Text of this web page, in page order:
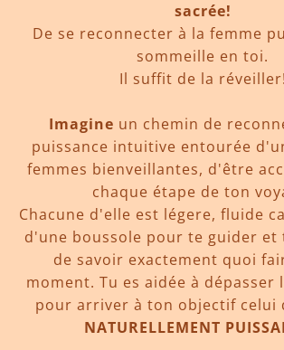
sacrée!
De se reconnecter à la femme
sommeille en toi.
Il suffit de la réveiller!
Imagine un chemin de
puissance intuitive entourée
femmes bienveillantes, d'être
chaque étape de ton
Chacune d'elle est légere, fluide
d'une boussole pour te guider
de savoir exactement quoi
moment. Tu es aidée à dépasser
pour arriver à ton objectif celui
NATURELLEMENT